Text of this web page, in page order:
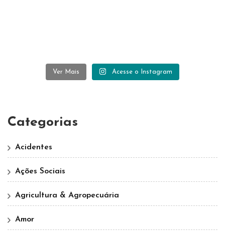
Ver Mais Acesse o Instagram
Categorias
Acidentes
Ações Sociais
Agricultura & Agropecuária
Amor